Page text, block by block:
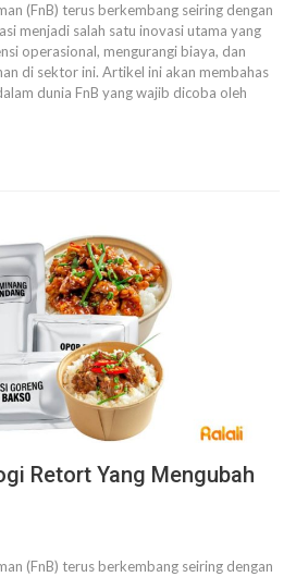
(FnB) terus berkembang seiring dengan
menjadi salah satu inovasi utama yang
operasional, mengurangi biaya, dan
di sektor ini. Artikel ini akan membahas
dunia FnB yang wajib dicoba oleh
Retort Yang Mengubah
(FnB) terus berkembang seiring dengan